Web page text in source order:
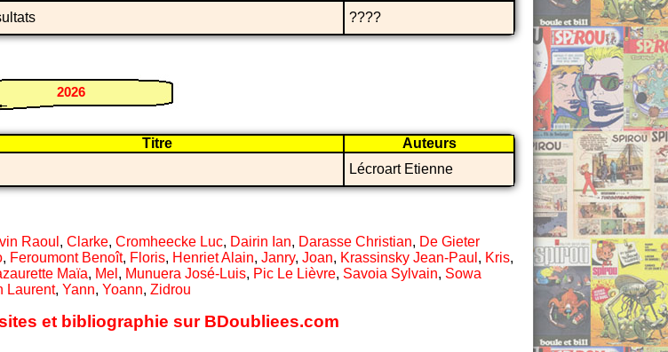
????
2026
Titre
Auteurs
Lécroart Etienne
Raoul , Clarke, Cromheecke Luc, Dairin Ian, Darasse Christian, De Gieter
, Feroumont Benoît, Floris, Henriet Alain, Janry, Joan, Krassinsky Jean-Paul , Kris,
Maïa, Mel , Munuera José-Luis, Pic Le Lièvre, Savoia Sylvain, Sowa
Laurent, Yann, Yoann, Zidrou
et bibliographie sur BDoubliees.com